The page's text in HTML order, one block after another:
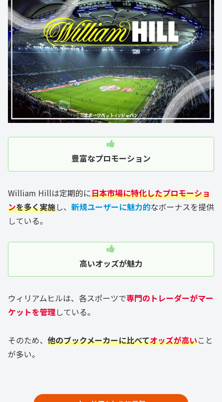
豊富なプロモーション
William Hillは定期的に日本市場に特化したプロモーショ
ンを多く実施し、 新規ユーザーに魅力的なボーナスを提供
している。
高いオッズが魅力
ウィリアムヒルは、各スポーツで専門のトレーダーがマー
ケットを管理している。
そのため、 他のブックメーカーに比べてオッズが高いこと
が多い。